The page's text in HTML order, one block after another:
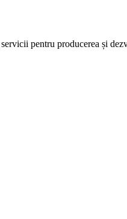
pentru producerea și